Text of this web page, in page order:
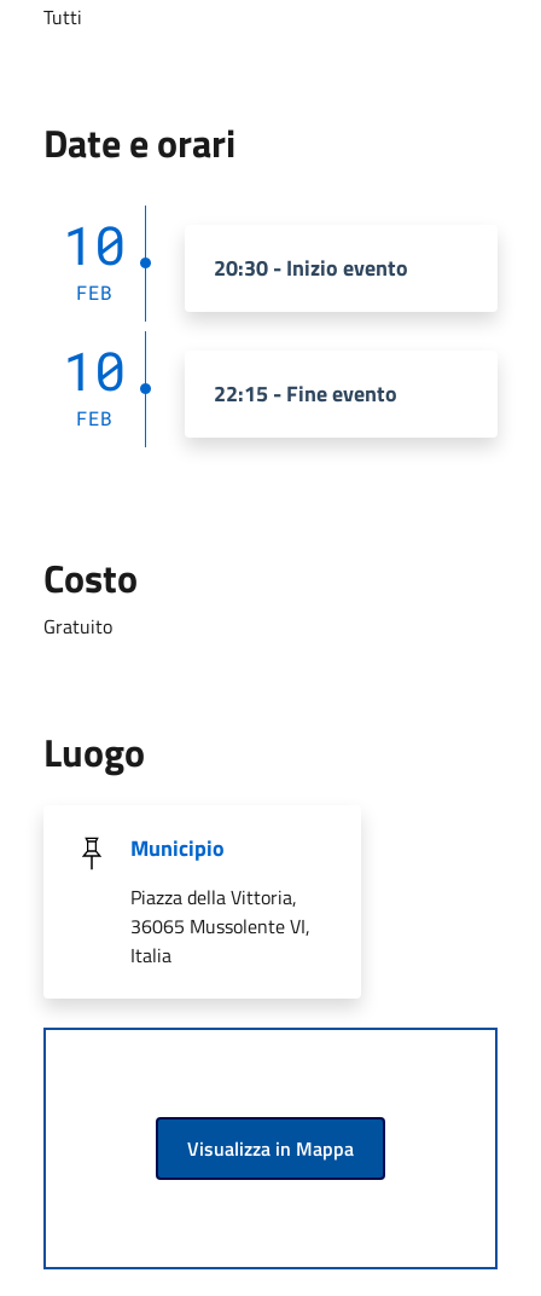
Tutti
Date e orari
10
FEB
20:30 - Inizio evento
10
FEB
22:15 - Fine evento
Costo
Gratuito
Luogo
Municipio
Piazza della Vittoria,
36065 Mussolente VI,
Italia
Visualizza in Mappa